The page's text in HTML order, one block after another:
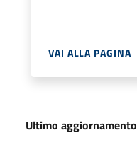
VAI ALLA PAGINA
Ultimo aggiornamento